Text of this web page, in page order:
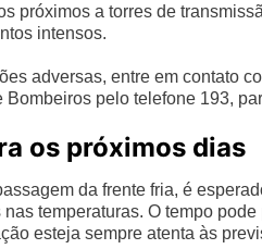
próximos a torres de
intensos.
adversas, entre em contato
pelo telefone 193,
os próximos dias
da frente fria, é
temperaturas. O tempo
esteja sempre atenta às